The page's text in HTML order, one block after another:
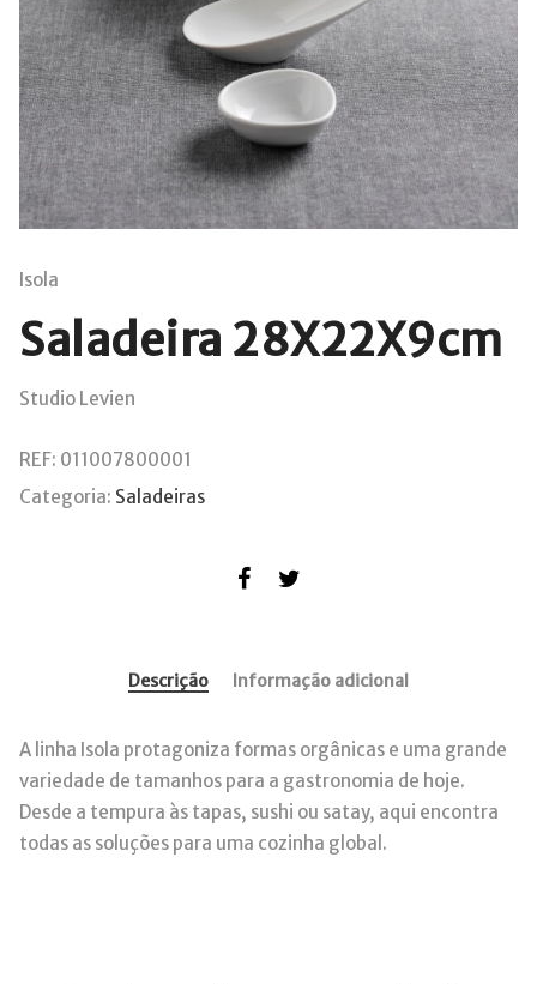
Isola
Saladeira 28X22X9cm
Studio Levien
REF: 011007800001
Categoria: Saladeiras
Descrição Informação adicional
A linha Isola protagoniza formas orgânicas e uma grande
variedade de tamanhos para a gastronomia de hoje.
Desde a tempura às tapas, sushi ou satay, aqui encontra
todas as soluções para uma cozinha global.